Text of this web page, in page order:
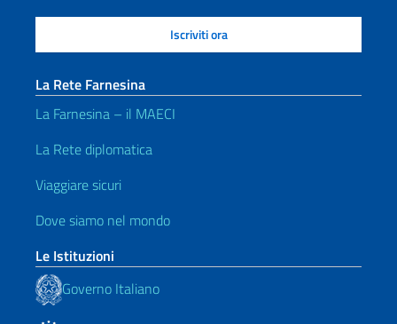
La Rete Farnesina
La Farnesina – il MAECI
La Rete diplomatica
Viaggiare sicuri
Dove siamo nel mondo
Le Istituzioni
Governo Italiano